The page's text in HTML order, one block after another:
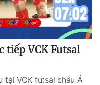
tiếp VCK Futsal
tại VCK futsal châu Á